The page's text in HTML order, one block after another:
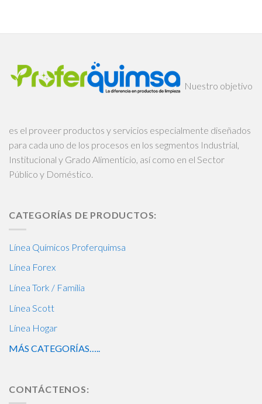
Nuestro objetivo
es el proveer productos y servicios especialmente diseñados
para cada uno de los procesos en los segmentos Industrial,
Institucional y Grado Alimenticio, así como en el Sector
Público y Doméstico.
CATEGORÍAS DE PRODUCTOS:
Línea Químicos Proferquimsa
Línea Forex
Línea Tork / Familia
Línea Scott
Línea Hogar
MÁS CATEGORÍAS…..
CONTÁCTENOS: